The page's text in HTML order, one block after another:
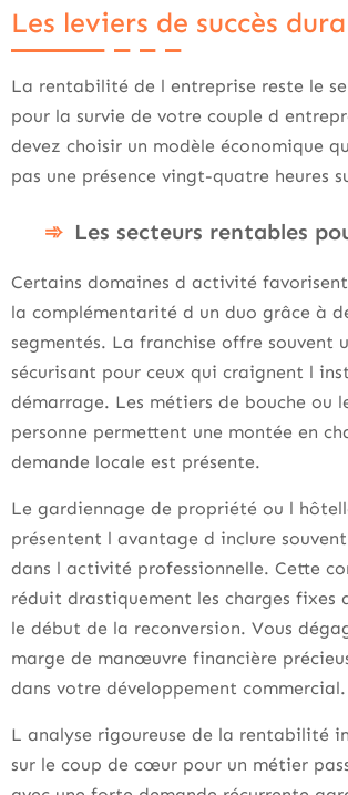
Les leviers de succès
La rentabilité de l entreprise reste le
pour la survie de votre couple d
devez choisir un modèle économique
pas une présence vingt-quatre heures
Les secteurs rentables
Certains domaines d activité
la complémentarité d un duo grâce à
segmentés. La franchise offre souvent
sécurisant pour ceux qui craignent l
démarrage. Les métiers de bouche ou
personne permettent une montée en
demande locale est présente.
Le gardiennage de propriété ou l
présentent l avantage d inclure
dans l activité professionnelle. Cette
réduit drastiquement les charges fixes
le début de la reconversion. Vous
marge de manœuvre financière
dans votre développement commercial.
L analyse rigoureuse de la rentabilité
sur le coup de cœur pour un métier